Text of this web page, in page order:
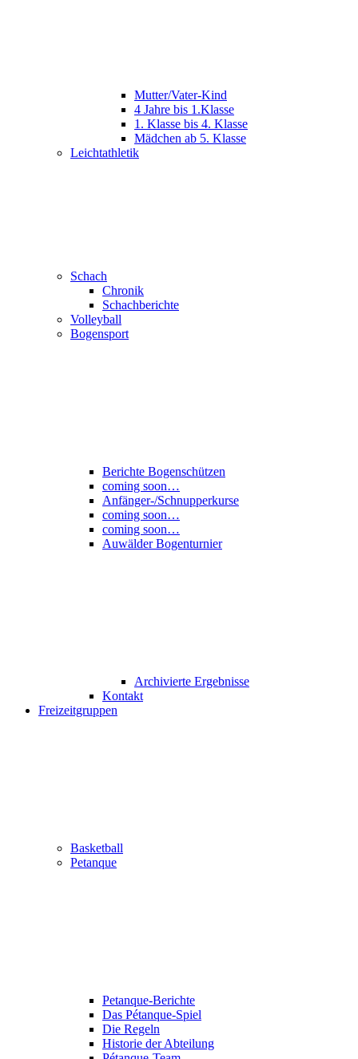
Mutter/Vater-Kind
4 Jahre bis 1.Klasse
1. Klasse bis 4. Klasse
Mädchen ab 5. Klasse
Leichtathletik
Schach
Chronik
Schachberichte
Volleyball
Bogensport
Berichte Bogenschützen
coming soon…
Anfänger-/Schnupperkurse
coming soon…
coming soon…
Auwälder Bogenturnier
Archivierte Ergebnisse
Kontakt
Freizeitgruppen
Basketball
Petanque
Petanque-Berichte
Das Pétanque-Spiel
Die Regeln
Historie der Abteilung